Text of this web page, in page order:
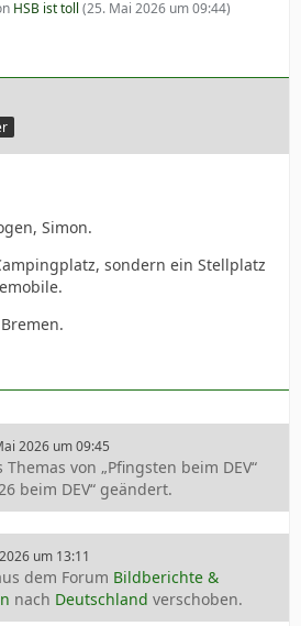
HSB ist toll (25. Mai 2026 um 09:44)
Simon.
sondern ein Stellplatz
2026 um 09:45
von „Pfingsten beim DEV“
beim DEV“ geändert.
um 13:11
dem Forum Bildberichte &
nach Deutschland verschoben.